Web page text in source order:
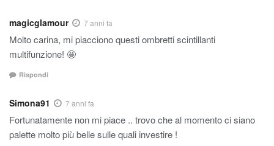
magicglamour 7 anni fa
Molto carina, mi piacciono questi ombretti scintillanti
multifunzione! 🤩
Rispondi
Simona91 7 anni fa
Fortunatamente non mi piace .. trovo che al momento ci siano
palette molto più belle sulle quali investire !